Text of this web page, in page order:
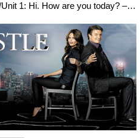
1: Hi. How are you today? –